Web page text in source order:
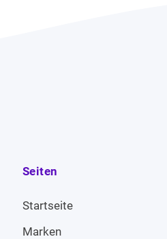
Seiten
Startseite
Marken